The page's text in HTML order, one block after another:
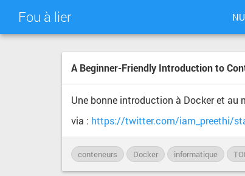
Fou à lier
A Beginner-Friendly Introduction to
Une bonne introduction à Docker et au
via : https://twitter.com/iam_preethi/
conteneurs Docker informatique